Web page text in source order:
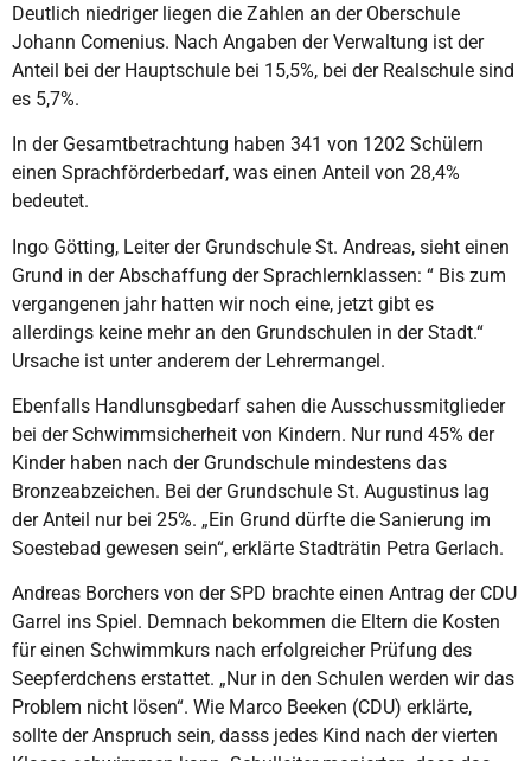
Deutlich niedriger liegen die Zahlen an der Oberschule
Johann Comenius. Nach Angaben der Verwaltung ist der
Anteil bei der Hauptschule bei 15,5%, bei der Realschule sind
es 5,7%.
In der Gesamtbetrachtung haben 341 von 1202 Schülern
einen Sprachförderbedarf, was einen Anteil von 28,4%
bedeutet.
Ingo Götting, Leiter der Grundschule St. Andreas, sieht einen
Grund in der Abschaffung der Sprachlernklassen: “ Bis zum
vergangenen jahr hatten wir noch eine, jetzt gibt es
allerdings keine mehr an den Grundschulen in der Stadt.“
Ursache ist unter anderem der Lehrermangel.
Ebenfalls Handlunsgbedarf sahen die Ausschussmitglieder
bei der Schwimmsicherheit von Kindern. Nur rund 45% der
Kinder haben nach der Grundschule mindestens das
Bronzeabzeichen. Bei der Grundschule St. Augustinus lag
der Anteil nur bei 25%. „Ein Grund dürfte die Sanierung im
Soestebad gewesen sein“, erklärte Stadträtin Petra Gerlach.
Andreas Borchers von der SPD brachte einen Antrag der CDU
Garrel ins Spiel. Demnach bekommen die Eltern die Kosten
für einen Schwimmkurs nach erfolgreicher Prüfung des
Seepferdchens erstattet. „Nur in den Schulen werden wir das
Problem nicht lösen“. Wie Marco Beeken (CDU) erklärte,
sollte der Anspruch sein, dasss jedes Kind nach der vierten